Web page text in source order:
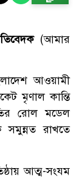
(আমার
আওয়ামী
মৃণাল কান্তি
রোল মডেল
সমুন্নত রাখতে
আত্ম-সংযম